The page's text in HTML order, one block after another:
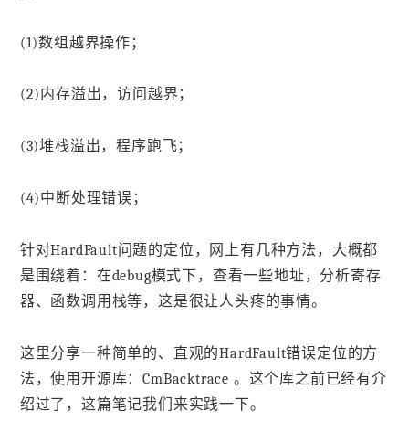
(1)数组越界操作；
(2)内存溢出，访问越界；
(3)堆栈溢出，程序跑飞；
(4)中断处理错误；
针对HardFault问题的定位，网上有几种方法，大概都
是围绕着：在debug模式下，查看一些地址，分析寄存
器、函数调用栈等，这是很让人头疼的事情。
这里分享一种简单的、直观的HardFault错误定位的方
法，使用开源库：CmBacktrace 。这个库之前已经有介
绍过了，这篇笔记我们来实践一下。